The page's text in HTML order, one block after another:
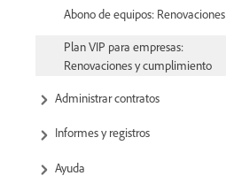
Abono de equipos: Renovaciones
Plan VIP para empresas:
Renovaciones y cumplimiento
Administrar contratos
Informes y registros
Ayuda